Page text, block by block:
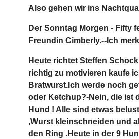
Also gehen wir ins
Der Sonntag Morgen - Fifty
Freundin Cimberly.--Ich
Heute richtet Steffen
richtig zu motivieren kaufe
Bratwurst.Ich werde noch
oder Ketchup?-Nein, die ist
Hund ! Alle sind etwas
,Wurst kleinschneiden und
den Ring .Heute in der 9